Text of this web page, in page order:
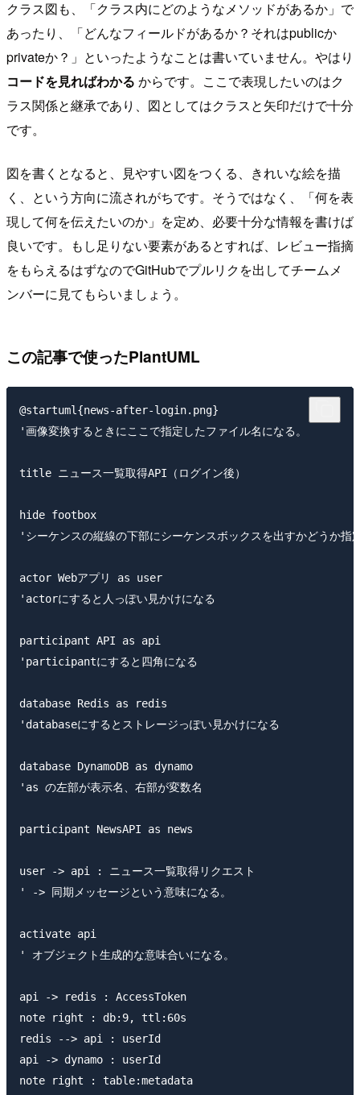
クラス図も、「クラス内にどのようなメソッドがあるか」で
あったり、「どんなフィールドがあるか？それはpublicか
privateか？」といったようなことは書いていません。やはり
コードを見ればわかる からです。ここで表現したいのはク
ラス関係と継承であり、図としてはクラスと矢印だけで十分
です。
図を書くとなると、見やすい図をつくる、きれいな絵を描
く、という方向に流されがちです。そうではなく、「何を表
現して何を伝えたいのか」を定め、必要十分な情報を書けば
良いです。もし足りない要素があるとすれば、レビュー指摘
をもらえるはずなのでGitHubでプルリクを出してチームメ
ンバーに見てもらいましょう。
この記事で使ったPlantUML
@startuml{news-after-login.png}
'画像変換するときにここで指定したファイル名になる。
title ニュース一覧取得API（ログイン後）
hide footbox
'シーケンスの縦線の下部にシーケンスボックスを出すかどうか指
actor Webアプリ as user
'actorにすると人っぽい見かけになる
participant API as api
'participantにすると四角になる
database Redis as redis
'databaseにするとストレージっぽい見かけになる
database DynamoDB as dynamo
'as の左部が表示名、右部が変数名
participant NewsAPI as news
user -> api : ニュース一覧取得リクエスト
' -> 同期メッセージという意味になる。
activate api
' オブジェクト生成的な意味合いになる。
api -> redis : AccessToken
note right : db:9, ttl:60s
redis --> api : userId
api -> dynamo : userId
note right : table:metadata